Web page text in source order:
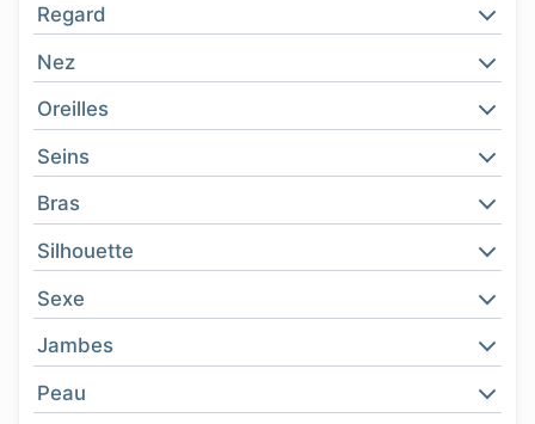
Regard
Nez
Oreilles
Seins
Bras
Silhouette
Sexe
Jambes
Peau